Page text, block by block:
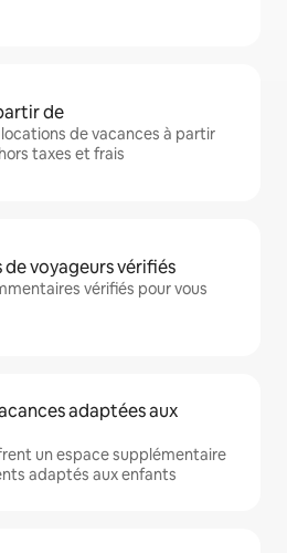
de
de vacances à partir
taxes et frais
voyageurs vérifiés
vérifiés pour vous
adaptées aux
un espace supplémentaire
adaptés aux enfants